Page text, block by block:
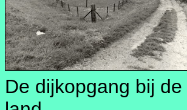
De dijkopgang bij